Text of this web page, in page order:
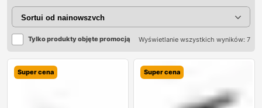
Tylko produkty objęte promocją Wyświetlanie wszystkich wyników: 7
Super cena Super cena